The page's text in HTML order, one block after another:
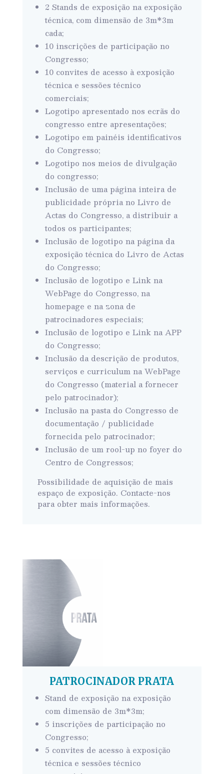
2 Stands de exposição na exposição
técnica, com dimensão de 3m*3m
cada;
10 inscrições de participação no
Congresso;
10 convites de acesso à exposição
técnica e sessões técnico
comerciais;
Logotipo apresentado nos ecrãs do
congresso entre apresentações;
Logotipo em painéis identificativos
do Congresso;
Logotipo nos meios de divulgação
do congresso;
Inclusão de uma página inteira de
publicidade própria no Livro de
Actas do Congresso, a distribuir a
todos os participantes;
Inclusão de logotipo na página da
exposição técnica do Livro de Actas
do Congresso;
Inclusão de logotipo e Link na
WebPage do Congresso, na
homepage e na zona de
patrocinadores especiais;
Inclusão de logotipo e Link na APP
do Congresso;
Inclusão da descrição de produtos,
serviços e curriculum na WebPage
do Congresso (material a fornecer
pelo patrocinador);
Inclusão na pasta do Congresso de
documentação / publicidade
fornecida pelo patrocinador;
Inclusão de um rool-up no foyer do
Centro de Congressos;
Possibilidade de aquisição de mais
espaço de exposição. Contacte-nos
para obter mais informações.
PATROCINADOR PRATA
Stand de exposição na exposição
com dimensão de 3m*3m;
5 inscrições de participação no
Congresso;
5 convites de acesso à exposição
técnica e sessões técnico